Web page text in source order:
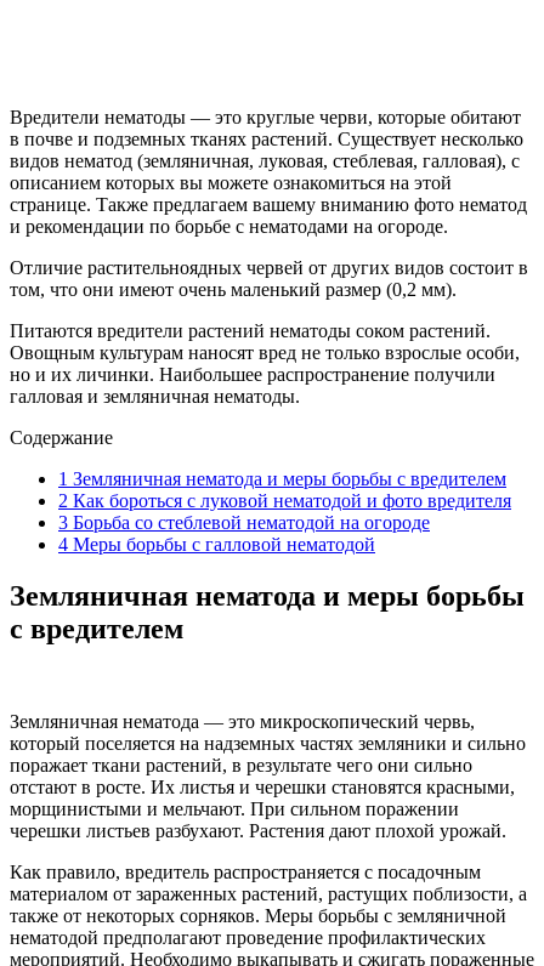
Вредители нематоды — это круглые черви, которые обитают
в почве и подземных тканях растений. Существует несколько
видов нематод (земляничная, луковая, стеблевая, галловая), с
описанием которых вы можете ознакомиться на этой
странице. Также предлагаем вашему вниманию фото нематод
и рекомендации по борьбе с нематодами на огороде.
Отличие растительноядных червей от других видов состоит в
том, что они имеют очень маленький размер (0,2 мм).
Питаются вредители растений нематоды соком растений.
Овощным культурам наносят вред не только взрослые особи,
но и их личинки. Наибольшее распространение получили
галловая и земляничная нематоды.
Содержание
1 Земляничная нематода и меры борьбы с вредителем
2 Как бороться с луковой нематодой и фото вредителя
3 Борьба со стеблевой нематодой на огороде
4 Меры борьбы с галловой нематодой
Земляничная нематода и меры борьбы
с вредителем
Земляничная нематода — это микроскопический червь,
который поселяется на надземных частях земляники и сильно
поражает ткани растений, в результате чего они сильно
отстают в росте. Их листья и черешки становятся красными,
морщинистыми и мельчают. При сильном поражении
черешки листьев разбухают. Растения дают плохой урожай.
Как правило, вредитель распространяется с посадочным
материалом от зараженных растений, растущих поблизости, а
также от некоторых сорняков. Меры борьбы с земляничной
нематодой предполагают проведение профилактических
мероприятий. Необходимо выкапывать и сжигать пораженные